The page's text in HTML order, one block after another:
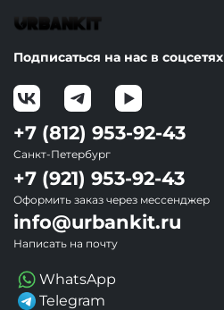
Подписаться на нас в соцсетях
+7 (812) 953-92-43
Санкт-Петербург
+7 (921) 953-92-43
Оформить заказ через мессенджер
info@urbankit.ru
Написать на почту
WhatsApp
Telegram